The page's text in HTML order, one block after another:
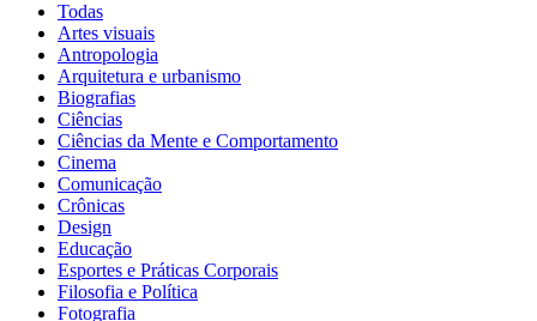
Todas
Artes visuais
Antropologia
Arquitetura e urbanismo
Biografias
Ciências
Ciências da Mente e Comportamento
Cinema
Comunicação
Crônicas
Design
Educação
Esportes e Práticas Corporais
Filosofia e Política
Fotografia